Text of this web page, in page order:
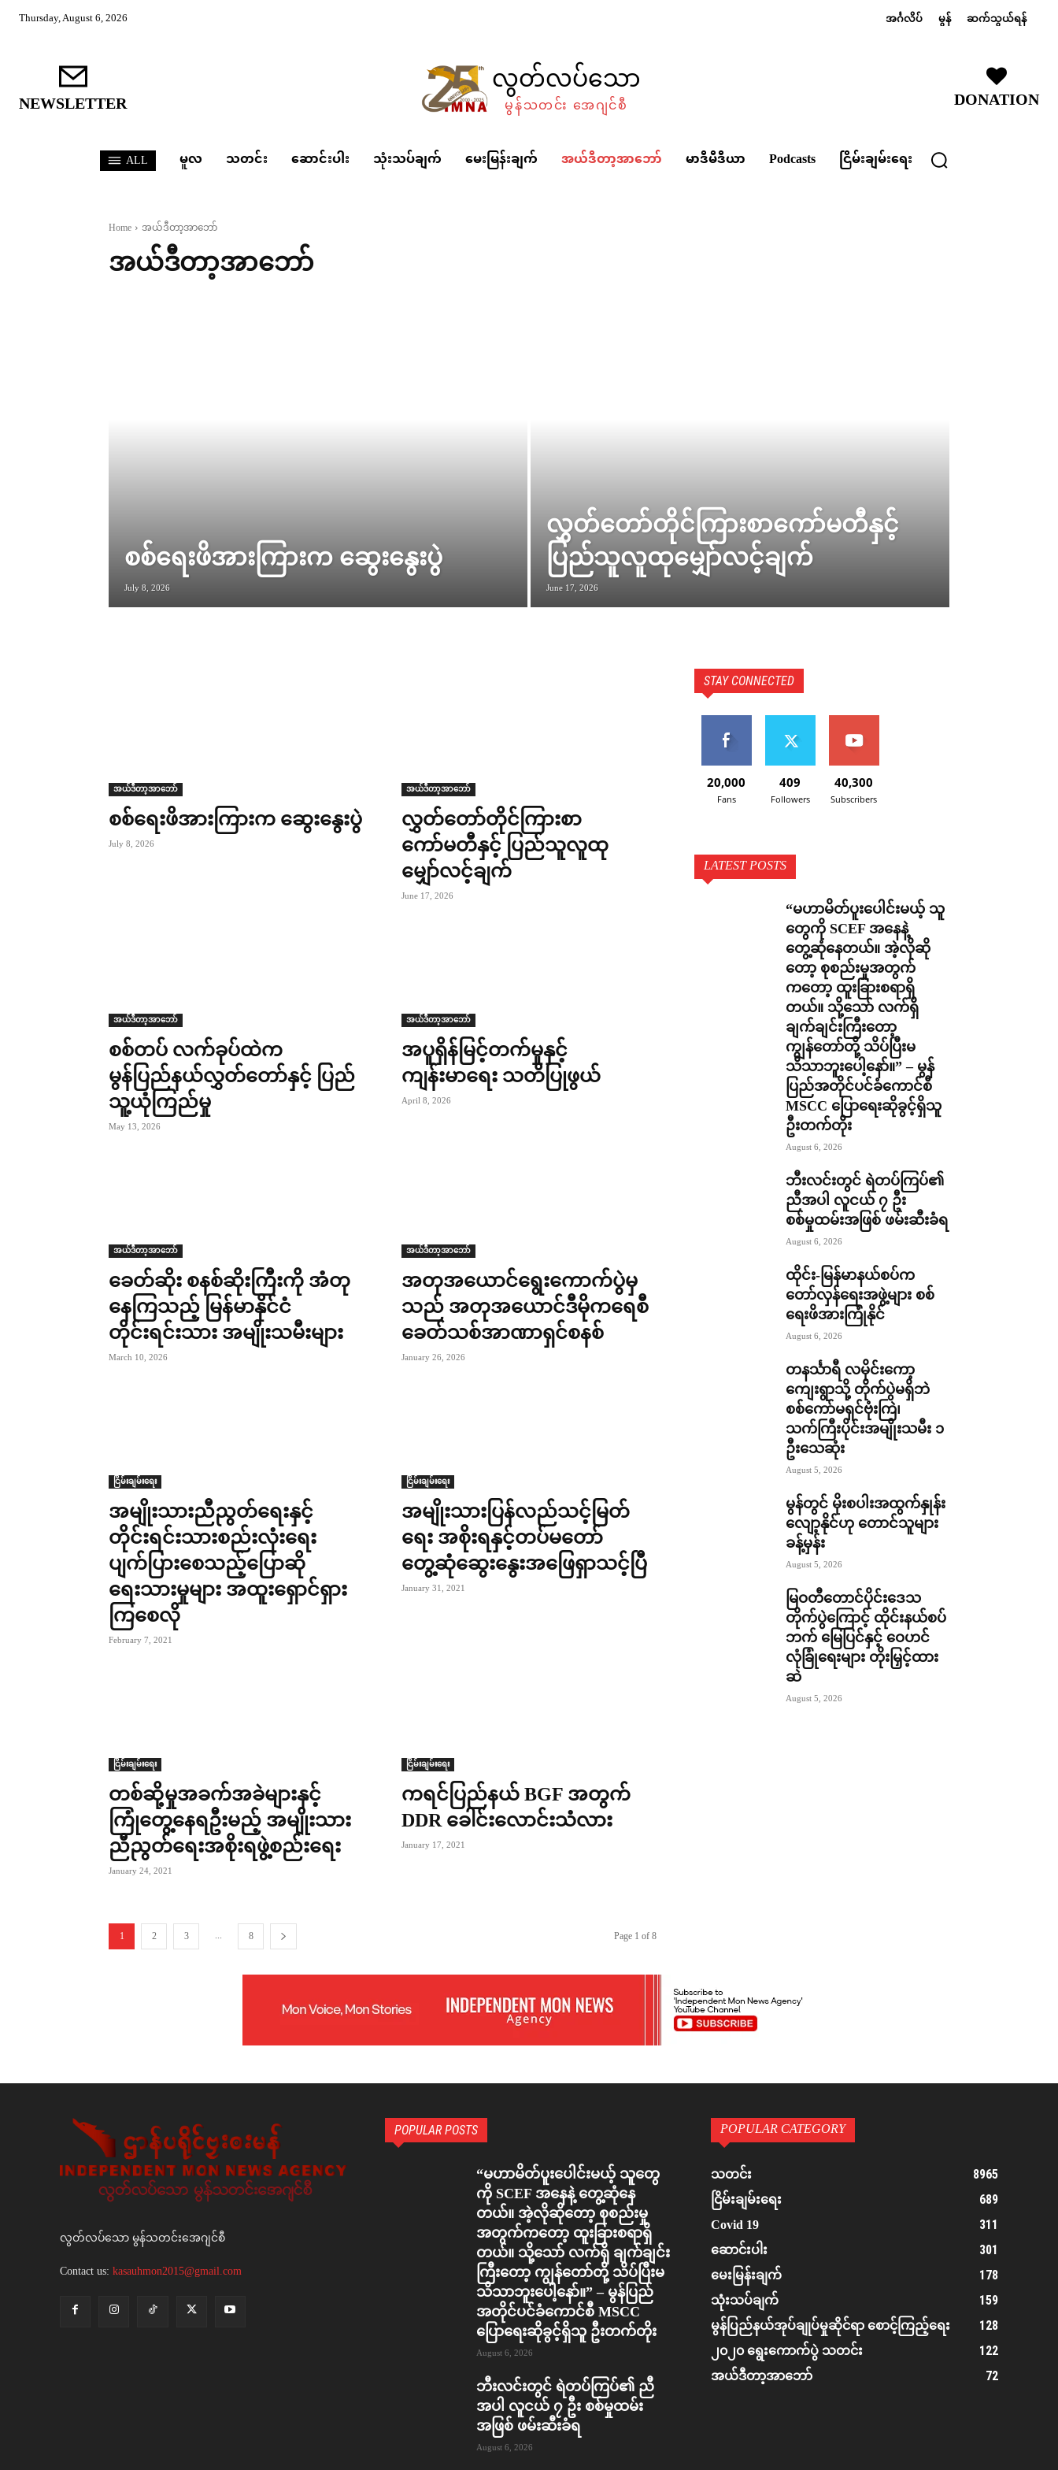
Thursday, August 6, 2026 အင်္ဂလိပ် မွန် ဆက်သွယ်ရန်
NEWSLETTER လွတ်လပ်သော
မွန်သတင်း အေဂျင်စီ DONATION
ALL မူလ သတင်း ဆောင်းပါး သုံးသပ်ချက် မေးမြန်းချက် အယ်ဒီတာ့အာဘော် မာဒီမီဒီယာ Podcasts ငြိမ်းချမ်းရေး
Home အယ်ဒီတာ့အာဘော်
အယ်ဒီတာ့အာဘော်
စစ်ရေးဖိအားကြားက ဆွေးနွေးပွဲ
July 8, 2026
လွှတ်တော်တိုင်ကြားစာကော်မတီနှင့်
ပြည်သူလူထုမျှော်လင့်ချက်
June 17, 2026
အယ်ဒီတာ့အာဘော်
စစ်ရေးဖိအားကြားက ဆွေးနွေးပွဲ
July 8, 2026
အယ်ဒီတာ့အာဘော်
လွှတ်တော်တိုင်ကြားစာ
ကော်မတီနှင့် ပြည်သူလူထု
မျှော်လင့်ချက်
June 17, 2026
အယ်ဒီတာ့အာဘော်
စစ်တပ် လက်ခုပ်ထဲက
မွန်ပြည်နယ်လွှတ်တော်နှင့် ပြည်
သူ့ယုံကြည်မှု
May 13, 2026
အယ်ဒီတာ့အာဘော်
အပူရှိန်မြင့်တက်မှုနှင့်
ကျန်းမာရေး သတိပြုဖွယ်
April 8, 2026
အယ်ဒီတာ့အာဘော်
ခေတ်ဆိုး စနစ်ဆိုးကြီးကို အံတု
နေကြသည့် မြန်မာနိုင်ငံ
တိုင်းရင်းသား အမျိုးသမီးများ
March 10, 2026
အယ်ဒီတာ့အာဘော်
အတုအယောင်ရွေးကောက်ပွဲမှ
သည် အတုအယောင်ဒီမိုကရေစီ
ခေတ်သစ်အာဏာရှင်စနစ်
January 26, 2026
ငြိမ်းချမ်းရေး
အမျိုးသားညီညွတ်ရေးနှင့်
တိုင်းရင်းသားစည်းလုံးရေး
ပျက်ပြားစေသည့်ပြောဆို
ရေးသားမှုများ အထူးရှောင်ရှား
ကြစေလို
February 7, 2021
ငြိမ်းချမ်းရေး
အမျိုးသားပြန်လည်သင့်မြတ်
ရေး အစိုးရနှင့်တပ်မတော်
တွေ့ဆုံဆွေးနွေးအဖြေရှာသင့်ပြီ
January 31, 2021
ငြိမ်းချမ်းရေး
တစ်ဆို့မှုအခက်အခဲများနှင့်
ကြုံတွေ့နေရဦးမည့် အမျိုးသား
ညီညွတ်ရေးအစိုးရဖွဲ့စည်းရေး
January 24, 2021
ငြိမ်းချမ်းရေး
ကရင်ပြည်နယ် BGF အတွက်
DDR ခေါင်းလောင်းသံလား
January 17, 2021
1 2 3 ... 8 Page 1 of 8
STAY CONNECTED
20,000
Fans
409
Followers
40,300
Subscribers
LATEST POSTS
“မဟာမိတ်ပူးပေါင်းမယ့် သူ
တွေကို SCEF အနေနဲ့
တွေ့ဆုံနေတယ်။ အဲ့လိုဆို
တော့ စုစည်းမှုအတွက်
ကတော့ ထူးခြားစရာရှိ
တယ်။ သို့သော် လက်ရှိ
ချက်ချင်းကြီးတော့
ကျွန်တော်တို့ သိပ်ပြီးမ
သိသာဘူးပေါ့နော်။” – မွန်
ပြည်အတိုင်ပင်ခံကောင်စီ
MSCC ပြောရေးဆိုခွင့်ရှိသူ
ဦးတက်တိုး
August 6, 2026
ဘီးလင်းတွင် ရဲတပ်ကြပ်၏
ညီအပါ လူငယ် ၇ ဦး
စစ်မှုထမ်းအဖြစ် ဖမ်းဆီးခံရ
August 6, 2026
ထိုင်း-မြန်မာနယ်စပ်က
တော်လှန်ရေးအဖွဲ့များ စစ်
ရေးဖိအားကြုံနိုင်
August 6, 2026
တနင်္သာရီ လမိုင်းကော့
ကျေးရွာသို့ တိုက်ပွဲမရှိဘဲ
စစ်ကော်မရှင်ဗုံးကြဲ၊
သက်ကြီးပိုင်းအမျိုးသမီး ၁
ဦးသေဆုံး
August 5, 2026
မွန်တွင် မိုးစပါးအထွက်နှုန်း
လျော့နိုင်ဟု တောင်သူများ
ခန့်မှန်း
August 5, 2026
မြဝတီတောင်ပိုင်းဒေသ
တိုက်ပွဲကြောင့် ထိုင်းနယ်စပ်
ဘက် မြေပြင်နှင့် ဝေဟင်
လုံခြုံရေးများ တိုးမြှင့်ထား
ဆဲ
August 5, 2026
လွတ်လပ်သော မွန်သတင်းအေဂျင်စီ
Contact us: kasauhmon2015@gmail.com
POPULAR POSTS
“မဟာမိတ်ပူးပေါင်းမယ့် သူတွေ
ကို SCEF အနေနဲ့ တွေ့ဆုံနေ
တယ်။ အဲ့လိုဆိုတော့ စုစည်းမှု
အတွက်ကတော့ ထူးခြားစရာရှိ
တယ်။ သို့သော် လက်ရှိ ချက်ချင်း
ကြီးတော့ ကျွန်တော်တို့ သိပ်ပြီးမ
သိသာဘူးပေါ့နော်။” – မွန်ပြည်
အတိုင်ပင်ခံကောင်စီ MSCC
ပြောရေးဆိုခွင့်ရှိသူ ဦးတက်တိုး
August 6, 2026
ဘီးလင်းတွင် ရဲတပ်ကြပ်၏ ညီ
အပါ လူငယ် ၇ ဦး စစ်မှုထမ်း
အဖြစ် ဖမ်းဆီးခံရ
August 6, 2026
POPULAR CATEGORY
သတင်း 8965
ငြိမ်းချမ်းရေး 689
Covid 19 311
ဆောင်းပါး 301
မေးမြန်းချက် 178
သုံးသပ်ချက် 159
မွန်ပြည်နယ်အုပ်ချုပ်မှုဆိုင်ရာ စောင့်ကြည့်ရေး 128
၂၀၂၀ ရွေးကောက်ပွဲ သတင်း 122
အယ်ဒီတာ့အာဘော် 72